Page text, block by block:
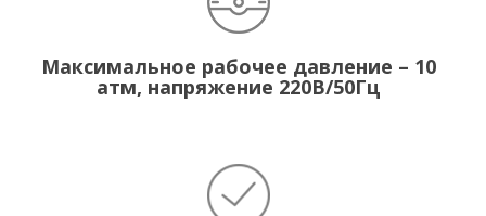
Максимальное рабочее давление – 10
атм, напряжение 220В/50Гц